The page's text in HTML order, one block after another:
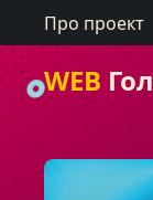
Про проект
WEB